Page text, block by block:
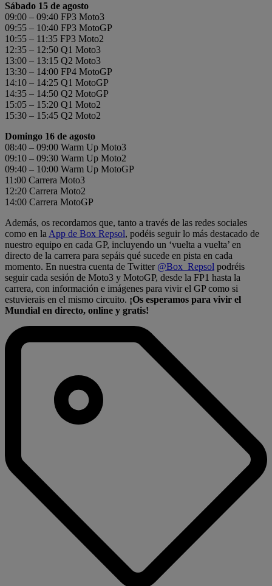
Sábado 15 de agosto
09:00 – 09:40 FP3 Moto3
09:55 – 10:40 FP3 MotoGP
10:55 – 11:35 FP3 Moto2
12:35 – 12:50 Q1 Moto3
13:00 – 13:15 Q2 Moto3
13:30 – 14:00 FP4 MotoGP
14:10 – 14:25 Q1 MotoGP
14:35 – 14:50 Q2 MotoGP
15:05 – 15:20 Q1 Moto2
15:30 – 15:45 Q2 Moto2
Domingo 16 de agosto
08:40 – 09:00 Warm Up Moto3
09:10 – 09:30 Warm Up Moto2
09:40 – 10:00 Warm Up MotoGP
11:00 Carrera Moto3
12:20 Carrera Moto2
14:00 Carrera MotoGP
Además, os recordamos que, tanto a través de las redes sociales
como en la App de Box Repsol, podéis seguir lo más destacado de
nuestro equipo en cada GP, incluyendo un ‘vuelta a vuelta’ en
directo de la carrera para sepáis qué sucede en pista en cada
momento. En nuestra cuenta de Twitter @Box_Repsol podréis
seguir cada sesión de Moto3 y MotoGP, desde la FP1 hasta la
carrera, con información e imágenes para vivir el GP como si
estuvierais en el mismo circuito. ¡Os esperamos para vivir el
Mundial en directo, online y gratis!